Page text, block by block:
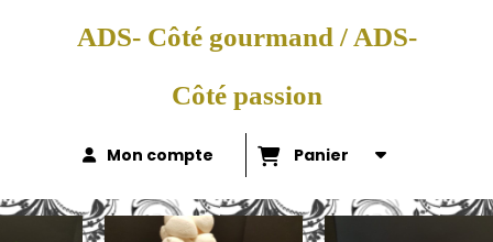
ADS- Côté gourmand / ADS-
Côté passion
Mon compte Panier